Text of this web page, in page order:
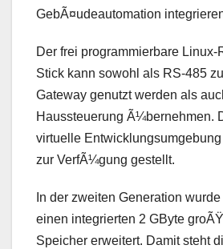
GebÃ¤udeautomation
Der frei programmierbare
Stick kann sowohl als RS-485
Gateway genutzt werden als
Haussteuerung Ã¼bernehmen.
virtuelle
zur VerfÃ¼gung gestellt.
In der zweiten Generation
einen integrierten 2 GByte
Speicher erweitert. Damit steht